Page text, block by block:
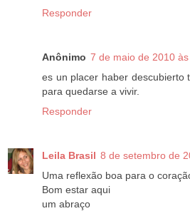
Responder
Anônimo 7 de maio de 2010
es un placer haber descubierto
para quedarse a vivir.
Responder
Leila Brasil 8 de setembro de
Uma reflexão boa para o
Bom estar aqui
um abraço